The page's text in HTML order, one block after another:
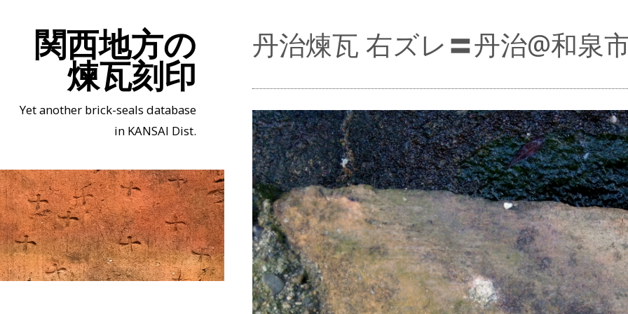
関西地方の
煉瓦刻印
Yet another brick-seals database
in KANSAI Dist.
丹治煉瓦 右ズレ〓丹治@和泉